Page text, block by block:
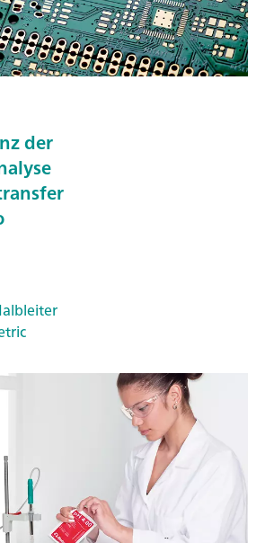
der